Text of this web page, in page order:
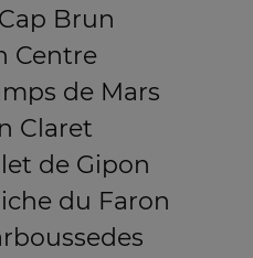
Brun
Centre
de Mars
Claret
de Gipon
du Faron